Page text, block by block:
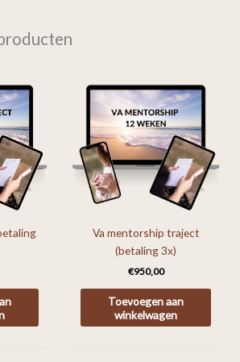
Va mentorship traject
(betaling 3x)
€950,00
Toevoegen aan
winkelwagen